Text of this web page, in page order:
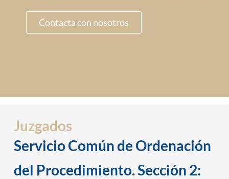
Contacta con nosotros
Juzgados
Servicio Común de Ordenación
del Procedimiento. Sección 2: